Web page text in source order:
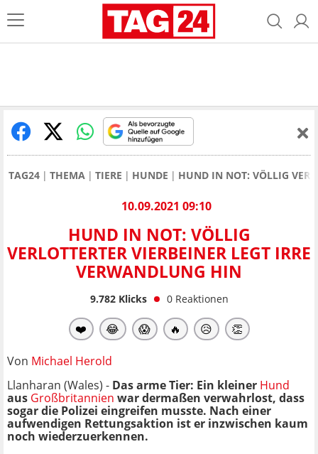
TAG24 THEMA TIERE HUNDE HUND IN NOT: VÖLLIG
10.09.2021 09:10
HUND IN NOT: VÖLLIG
VERLOTTERTER VIERBEINER LEGT IRRE
VERWANDLUNG HIN
9.782Klicks 0 Reaktionen
❤️ 😂 😱 🔥 😥 👏
Von Michael Herold
Llanharan (Wales) - Das arme Tier: Ein kleiner Hund
aus Großbritannien war dermaßen verwahrlost, dass
sogar die Polizei eingreifen musste. Nach einer
aufwendigen Rettungsaktion ist er inzwischen kaum
noch wiederzuerkennen.